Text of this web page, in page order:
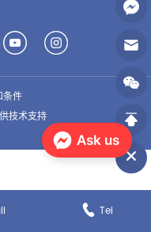
Tel
条件
技术支持
Ask us